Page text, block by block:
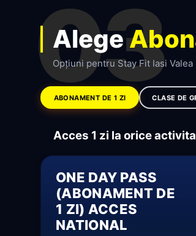
03
Alege
Opțiuni pentru Stay Fit Iasi Valea
ABONAMENT DE 1 ZI CLASE DE
Acces 1 zi la orice
ONE DAY PASS
(ABONAMENT DE
1 ZI) ACCES
NATIONAL